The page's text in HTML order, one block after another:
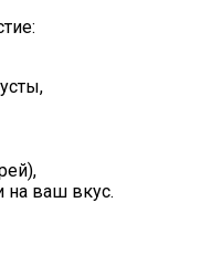
на ваш вкус.